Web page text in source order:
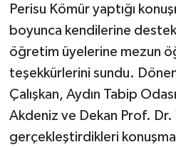
Perisu Kömür yaptığı
boyunca kendilerine
öğretim üyelerine mezun
teşekkürlerini sundu.
Çalışkan, Aydın Tabip
Akdeniz ve Dekan Prof. Dr.
gerçekleştirdikleri